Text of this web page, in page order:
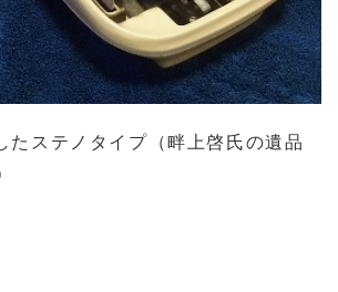
たステノタイプ（畔上啓氏の遺品